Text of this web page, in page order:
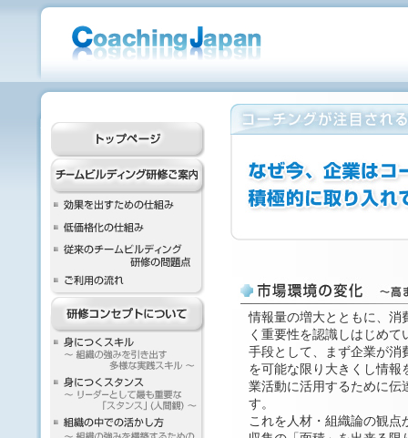
情報量の増大とともに、消
く重要性を認識しはじめ
手段として、まず企業が消
を可能な限り大きくし情報
業活動に活用するために伝
す。
これを人材・組織論の観点